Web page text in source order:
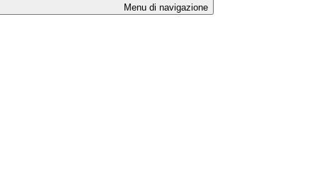
Menu di navigazione